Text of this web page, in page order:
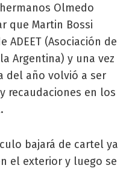
Olmedo
que Martin Bossi
ADEET (Asociación de
Argentina) y una vez
del año volvió a ser
recaudaciones en los
bajará de cartel ya
el exterior y luego se